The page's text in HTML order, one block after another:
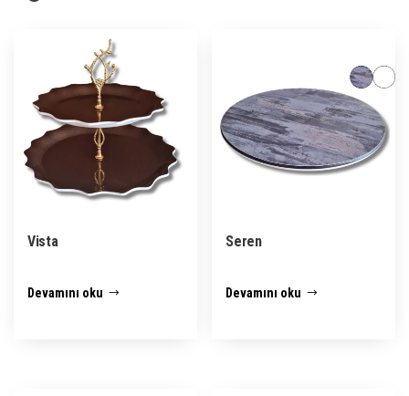
Vista
Devamını oku
Seren
Devamını oku